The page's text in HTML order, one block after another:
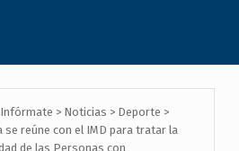
Infórmate > Noticias > Deporte >
se reúne con el IMD para tratar la
de las Personas con